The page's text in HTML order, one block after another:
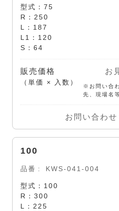
型式：75
R：250
L：187
L1：120
S：64
販売価格
（単価 × 入数）
お
※お問い合
先、現場名
お問い合わせ
100
品番 KWS-041-004
型式：100
R：300
L：225